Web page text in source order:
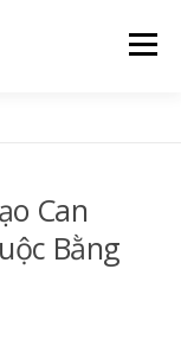
Menu
Can
Bằng